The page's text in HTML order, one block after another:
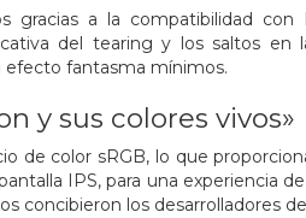
a la compatibilidad
del tearing y los saltos
fantasma mínimos.
y sus colores vivos»
de color sRGB, lo que
IPS, para una experiencia
concibieron los desarrolladores